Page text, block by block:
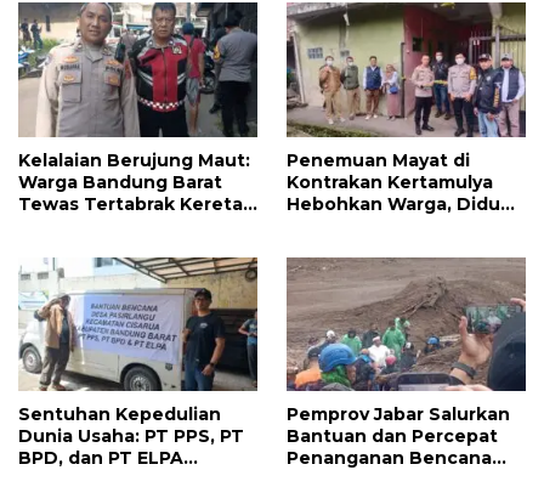
Kelalaian Berujung Maut:
Warga Bandung Barat
Tewas Tertabrak Kereta
Penemuan Mayat di
Kontrakan Kertamulya
Hebohkan Warga, Diduga
Sentuhan Kepedulian
Dunia Usaha: PT PPS, PT
BPD, dan PT ELPA
Pemprov Jabar Salurkan
Bantuan dan Percepat
Penanganan Bencana